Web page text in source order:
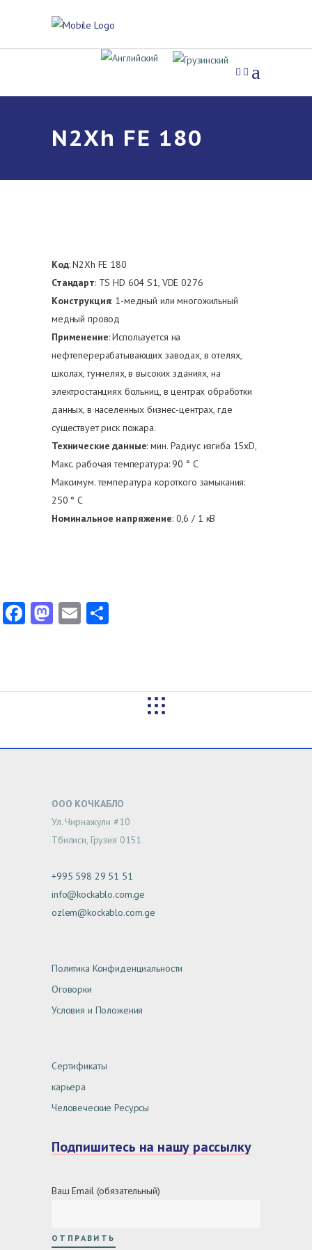
N2Xh FE 180
Код: N2Xh FE 180
Стандарт: TS HD 604 S1, VDE 0276
Конструкция: 1-медный или многожильный
медный провод
Применение: Используется на
нефтеперерабатывающих заводах, в отелях,
школах, туннелях, в высоких зданиях, на
электростанциях больниц, в центрах обработки
данных, в населенных бизнес-центрах, где
существует риск пожара.
Технические данные: мин. Радиус изгиба 15xD,
Макс. рабочая температура: 90 ° C
Максимум. температура короткого замыкания:
250 ° C
Номинальное напряжение: 0,6 / 1 кВ
Facebook
Mastodon
Email
ООО КОЧКАБЛО
Ул. Чирнажули #10
Тбилиси, Грузия 0151
+995 598 29 51 51
info@kockablo.com.ge
ozlem@kockablo.com.ge
Политика Конфиденциальности
Оговорки
Условия и Положения
Сертификаты
карьера
Человеческие Ресурсы
Подпишитесь на нашу рассылку
Ваш Email (обязательный)
ОТПРАВИТЬ